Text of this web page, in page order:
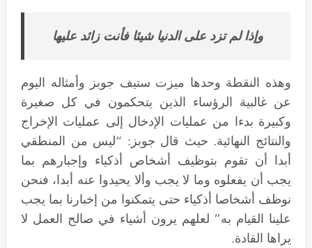
وإذا لم تزد على الدنيا شيئا فأنت زائد عليها
وهذه النقطة وحدها ميزت ستيف جوبز وأمثاله اليوم
عن غالبية الرؤساء الذين يتحكمون في كل صغيرة
وكبيرة بدءا من عمليات الإدخال إلى عمليات الإخراج
والنتائج النهائية. حيث قال جوبز: “ليس من المنطقي
أبدا أن تقوم بتوظيف أشخاص أذكياء وإجبارهم بما
يجب أن يفعلوه وما لا يجب وألا يحيدوا عنه أبدا، فنحن
نوظف أشخاصا أذكياء حتى يتمكنوا من إخبارنا بما يجب
علينا القيام به” لعلهم يرون أشياء في صالح العمل لا
يراها القادة.